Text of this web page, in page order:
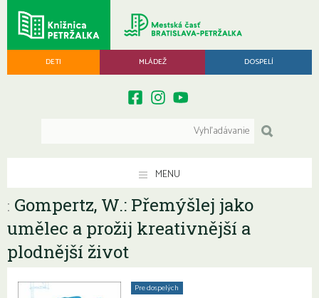
DETI MLÁDEŽ DOSPELÍ
MENU
: Gompertz, W.: Přemýšlej jako
umělec a prožij kreativnější a
plodnější život
Pre dospelých